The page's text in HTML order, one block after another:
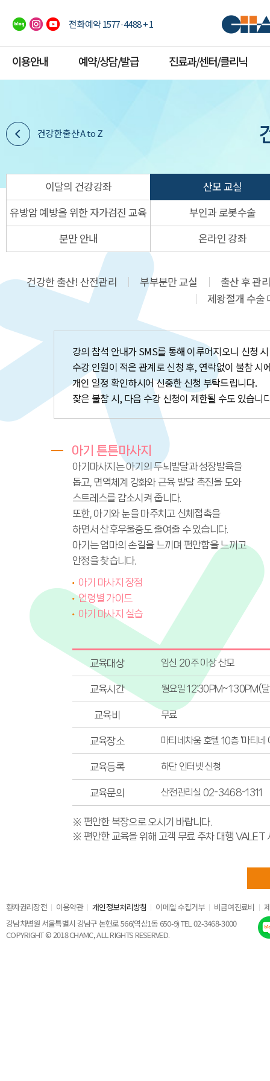
전화예약 1577·4488 + 1
이용안내 예약/상담/발급 진료과/센터/클리닉
건강한 출산 A to Z
이달의 건강강좌
산모 교실
유방암 예방을 위한 자가검진 교육
부인과 로봇수술
분만 안내
온라인 강좌
건강한 출산! 산전관리 부부분만 교실
출산 후 관
제왕절개 수술
강의 참석 안내가 SMS를 통해 이루어지오니 신청
수강 인원이 적은 관계로 신청 후, 연락없이 불참 시
개인 일정 확인하시어 신중한 신청 부탁드립니다.
잦은 불참 시, 다음 수강 신청이 제한될 수도 있습니
아기 튼튼마사지
아기마사지는 아기의 두뇌발달과 성장발육을
돕고, 면역체계 강화와 근육 발달 촉진을 도와
스트레스를 감소시켜 줍니다.
또한, 아기와 눈을 마주치고 신체접촉을
하면서 산후우울증도 줄여줄 수 있습니다.
아기는 엄마의 손길을 느끼며 편안함을 느끼고
안정을 찾습니다.
아기 마사지 장점
연령별 가이드
아기 마사지 실습
교육대상 임신 20주 이상 산모
교육시간 월요일 12:30PM~1:30PM(
교육비 무료
교육장소 마티네차움 호텔 10층 '마티네
교육등록 하단 인터넷 신청
교육문의 산전관리실 02-3468-1311
※ 편안한 복장으로 오시기 바랍니다.
※ 편안한 교육을 위해 고객 무료 주차 대행 VALET
환자권리장전 이용약관 개인정보처리방침 이메일 수집거부 비급여진료비
강남차병원 서울특별시 강남구 논현로 566(역삼1동 650-9) TEL 02-3468-3000
COPYRIGHT © 2018 CHAMC, ALL RIGHTS RESERVED.